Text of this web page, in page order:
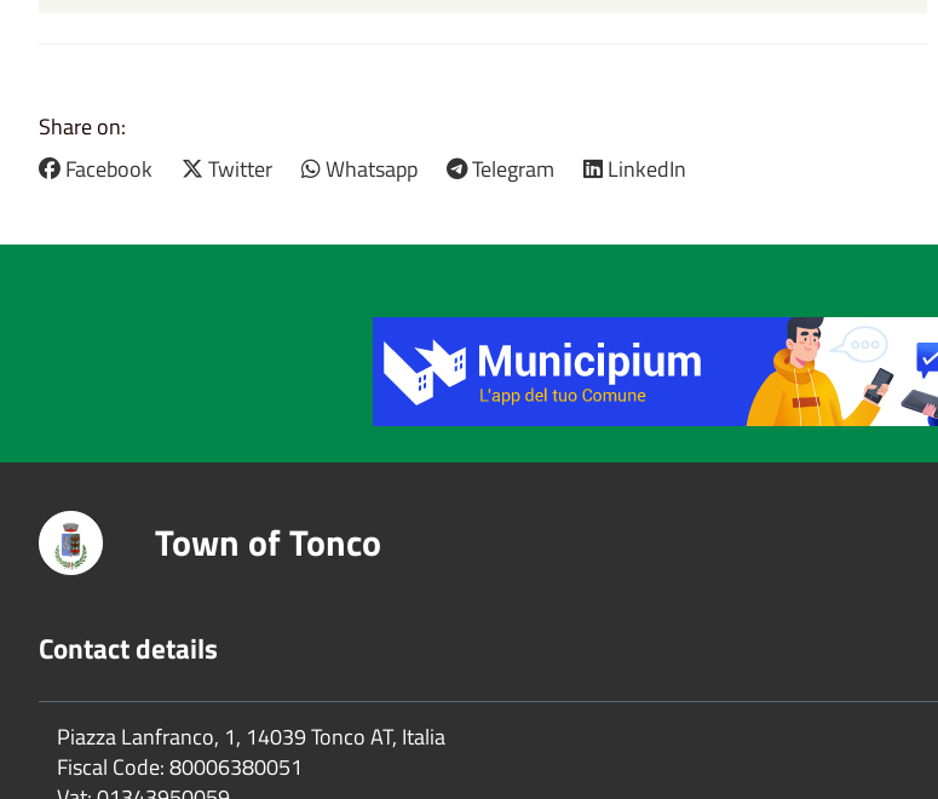
Share on:
Facebook
Twitter Whatsapp Telegram LinkedIn
Town of Tonco
Contact details
Piazza Lanfranco, 1, 14039 Tonco AT, Italia
Fiscal Code:80006380051